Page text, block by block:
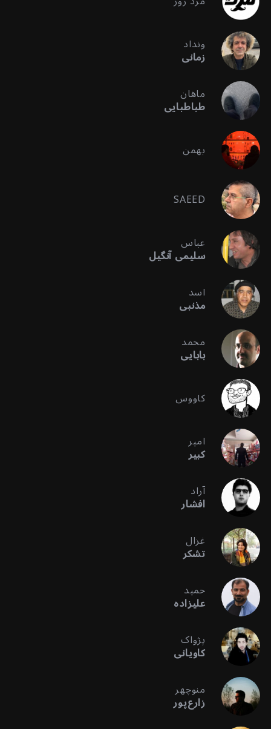
ونداد
زمانی
ماهان
طباطبایی
بهمن
SAEED
عباس
سلیمی آنگیل
اسد
مذنبی
محمد
بابایی
کاووس
امیر
کبیر
آراد
افشار
غزال
تشکر
حمید
علیزاده
پژواک
کاویانی
منوچهر
زارع‌پور